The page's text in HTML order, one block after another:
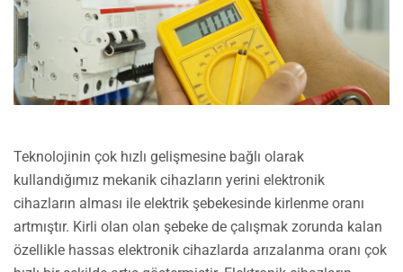
Teknolojinin çok hızlı gelişmesine bağlı olarak
kullandığımız mekanik cihazların yerini elektronik
cihazların alması ile elektrik şebekesinde kirlenme oranı
artmıştır. Kirli olan olan şebeke de çalışmak zorunda kalan
özellikle hassas elektronik cihazlarda arızalanma oranı çok